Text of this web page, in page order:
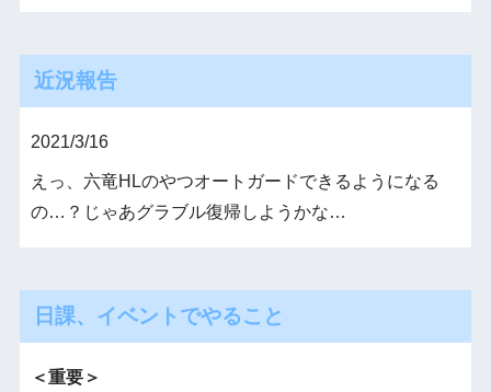
近況報告
2021/3/16
えっ、六竜HLのやつオートガードできるようになる
の…？じゃあグラブル復帰しようかな…
日課、イベントでやること
＜重要＞